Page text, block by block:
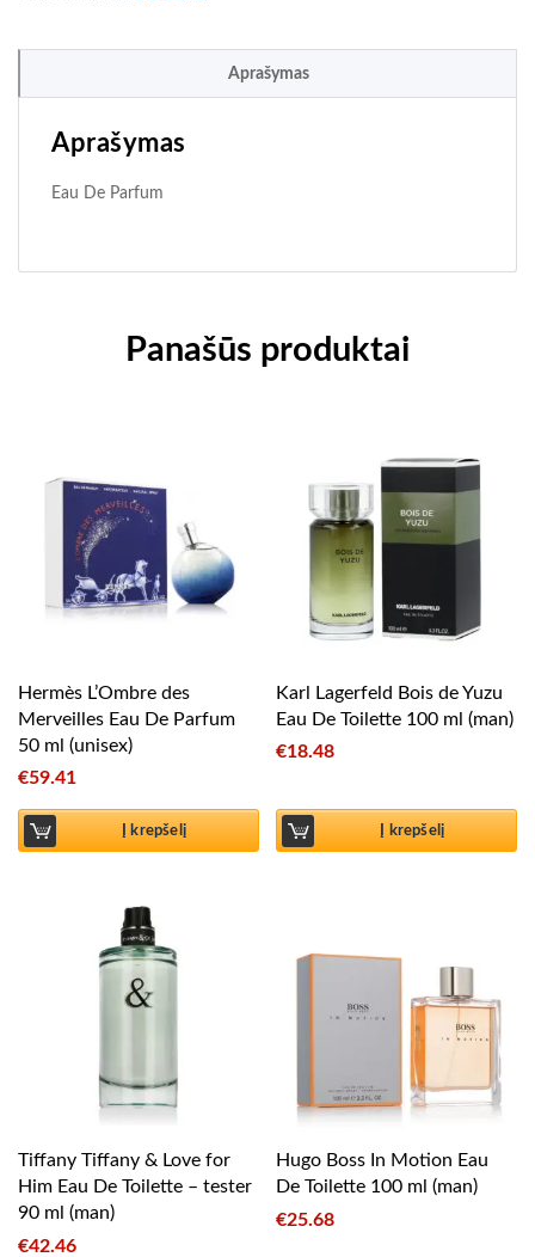
Aprašymas
Aprašymas
Eau De Parfum
Panašūs produktai
Hermès L’Ombre des
Merveilles Eau De Parfum
50 ml (unisex)
€59.41
Į krepšelį
Karl Lagerfeld Bois de Yuzu
Eau De Toilette 100 ml (man)
€18.48
Į krepšelį
Tiffany Tiffany & Love for
Him Eau De Toilette – tester
90 ml (man)
€42.46
Hugo Boss In Motion Eau
De Toilette 100 ml (man)
€25.68